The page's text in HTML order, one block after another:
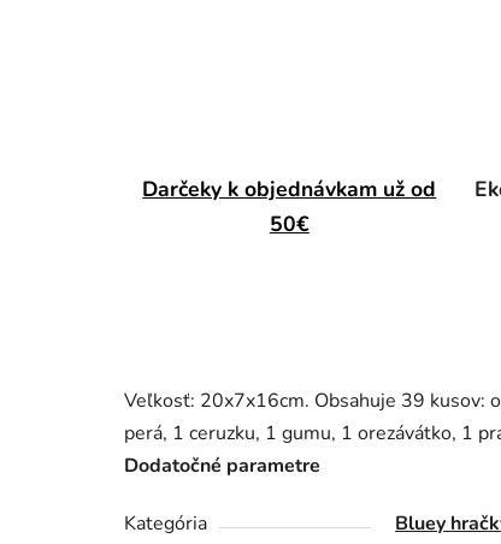
Darčeky k objednávkam už od
50€
Veľkosť: 20x7x16cm. Obsahuje 39 kusov:
perá, 1 ceruzku, 1 gumu, 1 orezávátko, 1
Dodatočné parametre
Kategória
Bluey